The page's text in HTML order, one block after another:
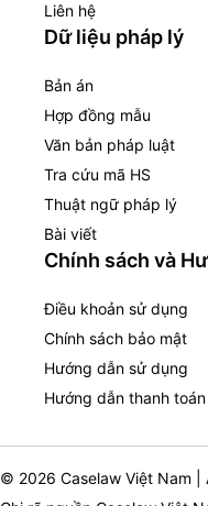
Liên hệ
Dữ liệu pháp lý
Bản án
Hợp đồng mẫu
Văn bản pháp luật
Tra cứu mã HS
Thuật ngữ pháp lý
Bài viết
Chính sách và
Điều khoản sử dụng
Chính sách bảo mật
Hướng dẫn sử dụng
Hướng dẫn thanh toán
© 2026 Caselaw Việt Nam |